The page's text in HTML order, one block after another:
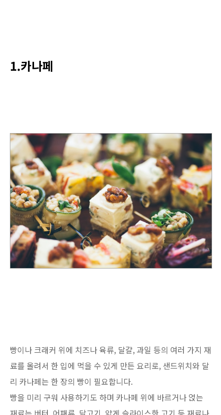
1.카나페
빵이나 크래커 위에 치즈나 육류, 달걀, 과일 등의 여러 가지 재
료를 올려서 한 입에 먹을 수 있게 만든 요리로, 샌드위치와 달
리 카나페는 한 장의 빵이 필요합니다.
빵을 미리 구워 사용하기도 하며 카나페 위에 바르거나 얹는